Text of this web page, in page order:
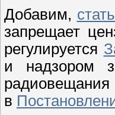
Добавим,
запрещает
регулируется
и надзором
радиовещания
в